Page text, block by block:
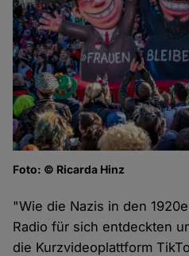
Foto: © Ricarda Hinz
"Wie die Nazis in den
Radio für sich entdeckten
die Kurzvideoplattform